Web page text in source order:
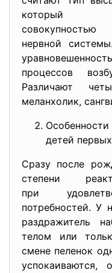
который
нервной
процессов
Различают
меланхолик,
детей
Сразу после
степени
при
потребностей. У
раздражитель
телом или
смене пеленок
успокаиваются,